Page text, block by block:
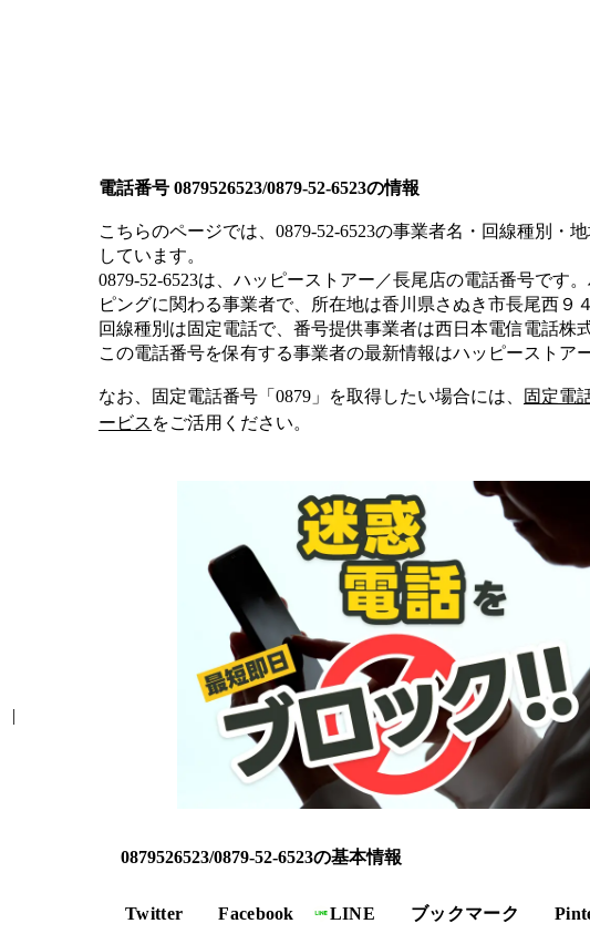
電話番号 0879526523/0879-52-6523の情報
こちらのページでは、 0879-52-6523の事業者名・回線種別・
しています。
0879-52-6523は、 ハッピーストアー／長尾店の電話番号です。
ピングに関わる事業者で、所在地は香川県さぬき市長尾西９
回線種別は固定電話で、番号提供事業者は西日本電信電話株
この電話番号を保有する事業者の最新情報はハッピーストア
なお、固定電話番号「 0879 」を取得したい場合には、 固定電
ービス をご活用ください。
0879526523/0879-52-6523の基本情報
Twitter Facebook LINE ブックマーク